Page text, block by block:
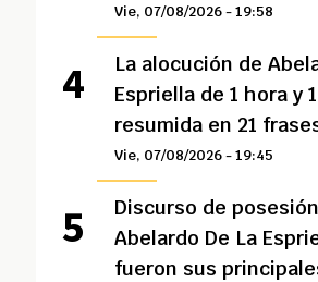
Vie, 07/08/2026 - 19:58
La alocución de
Espriella de 1 hora y
resumida en 21
Vie, 07/08/2026 - 19:45
Discurso de
Abelardo De La
fueron sus